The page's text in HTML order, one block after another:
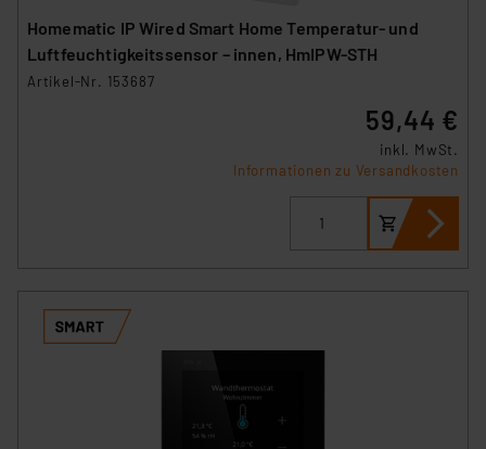
Homematic IP Wired Smart Home Temperatur- und
Luftfeuchtigkeitssensor – innen, HmIPW-STH
Artikel-Nr. 153687
59,44 €
inkl. MwSt.
Informationen zu Versandkosten